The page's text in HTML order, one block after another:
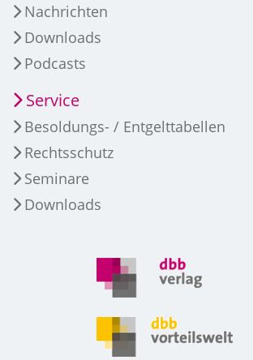
Nachrichten
Downloads
Podcasts
Service
Besoldungs- / Entgelttabellen
Rechtsschutz
Seminare
Downloads